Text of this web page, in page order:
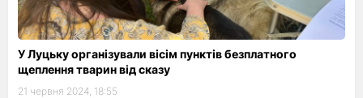
У Луцьку організували вісім пунктів безплатного
щеплення тварин від сказу
21 червня 2024, 18:55